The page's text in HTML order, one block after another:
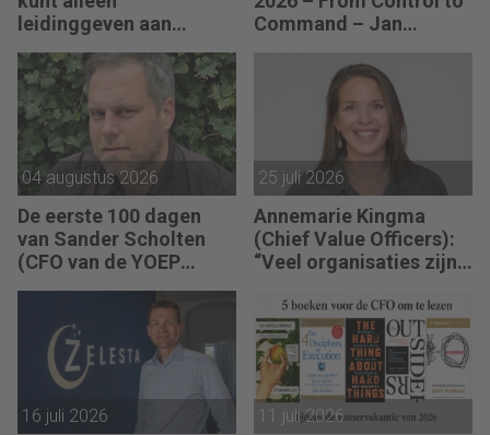
leidinggeven aan
kunt geven aan jezelf.”
Command – Jan
van The Protein
Brewery): “Je moet
vaak met relatief weinig
data toch knopen
doorhakken.”
04 augustus 2026
De eerste 100 dagen
van Sander Scholten
(CFO van de YOEP
sturing werkt pas echt
als mensen begrijpen
waarom keuzes nodig
zijn.”
25 juli 2026
Annemarie Kingma
(Chief Value Officers):
“Veel organisaties zijn
voor de wereld van
vandaag.”
16 juli 2026 11 juli 2026